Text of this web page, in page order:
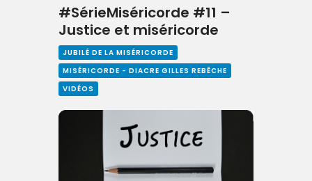
#SérieMiséricorde #11 –
Justice et miséricorde
JUBILÉ DE LA MISÉRICORDE
MISÉRICORDE - DIACRE GILLES REBÊCHE
VIDÉOS